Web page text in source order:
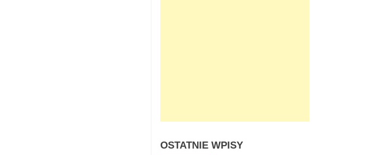
OSTATNIE WPISY